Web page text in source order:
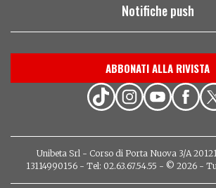
Notifiche push
ABBONATI ALLA RIVISTA
Unibeta Srl - Corso di Porta Nuova 3/A
13114990156 - Tel: 02.63.67.54.55 - © 2026 -